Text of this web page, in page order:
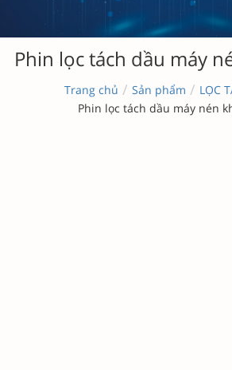
Phin lọc tách dầu máy
Trang chủ / Sản phẩm / LỌC
Phin lọc tách dầu máy nén